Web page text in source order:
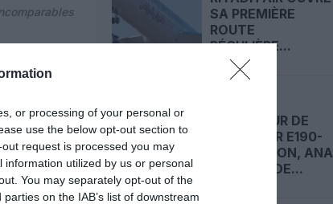
or processing of your personal or
use the below opt-out section to
request is processed you may
utilized by us or personal
You may separately opt-out of the
on the IAB’s list of downstream
de
des
SA PREMIÈRE
ROUTE
RÉGULIÈRE...
OPÉRATEUR DE
L’EMBRAER E190-
E2 AU JAPON, ANA
COMMANDE...